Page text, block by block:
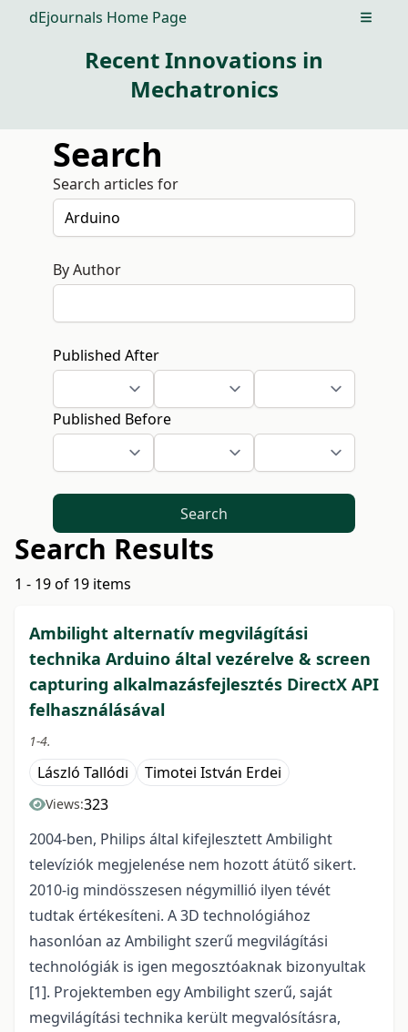
dEjournals Home Page Open
Recent Innovations in
Mechatronics
Search
Search articles for
By Author
Published After
Published Before
Search
Search Results
1 - 19 of 19 items
Ambilight alternatív megvilágítási
technika Arduino által vezérelve & screen
capturing alkalmazásfejlesztés DirectX API
felhasználásával
1-4.
László Tallódi Timotei István Erdei
Views:323
2004-ben, Philips által kifejlesztett Ambilight
televíziók megjelenése nem hozott átütő sikert.
2010-ig mindösszesen négymillió ilyen tévét
tudtak értékesíteni. A 3D technológiához
hasonlóan az Ambilight szerű megvilágítási
technológiák is igen megosztóaknak bizonyultak
[1]. Projektemben egy Ambilight szerű, saját
megvilágítási technika került megvalósításra,